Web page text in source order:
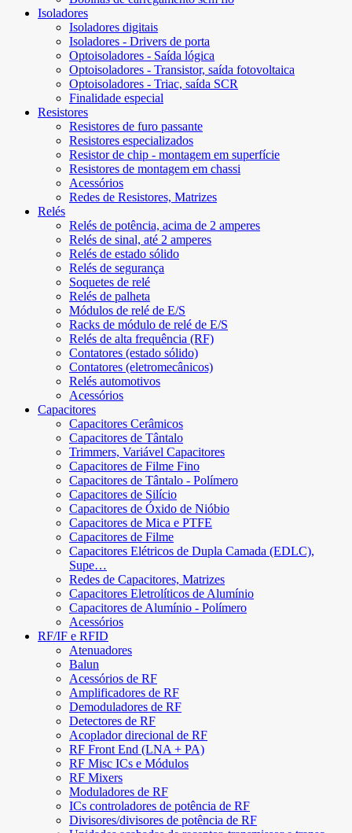
Isoladores
Isoladores digitais
Isoladores - Drivers de porta
Optoisoladores - Saída lógica
Optoisoladores - Transistor, saída fotovoltaica
Optoisoladores - Triac, saída SCR
Finalidade especial
Resistores
Resistores de furo passante
Resistores especializados
Resistor de chip - montagem em superfície
Resistores de montagem em chassi
Acessórios
Redes de Resistores, Matrizes
Relés
Relés de potência, acima de 2 amperes
Relés de sinal, até 2 amperes
Relés de estado sólido
Relés de segurança
Soquetes de relé
Relés de palheta
Módulos de relé de E/S
Racks de módulo de relé de E/S
Relés de alta frequência (RF)
Contatores (estado sólido)
Contatores (eletromecânicos)
Relés automotivos
Acessórios
Capacitores
Capacitores Cerâmicos
Capacitores de Tântalo
Trimmers, Variável Capacitores
Capacitores de Filme Fino
Capacitores de Tântalo - Polímero
Capacitores de Silício
Capacitores de Óxido de Nióbio
Capacitores de Mica e PTFE
Capacitores de Filme
Capacitores Elétricos de Dupla Camada (EDLC),
Supe…
Redes de Capacitores, Matrizes
Capacitores Eletrolíticos de Alumínio
Capacitores de Alumínio - Polímero
Acessórios
RF/IF e RFID
Atenuadores
Balun
Acessórios de RF
Amplificadores de RF
Demoduladores de RF
Detectores de RF
Acoplador direcional de RF
RF Front End (LNA + PA)
RF Misc ICs e Módulos
RF Mixers
Moduladores de RF
ICs controladores de potência de RF
Divisores/divisores de potência de RF